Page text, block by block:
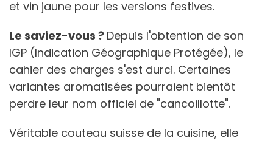
et vin jaune pour les versions festives.
Le saviez-vous ? Depuis l'obtention de son
IGP (Indication Géographique Protégée), le
cahier des charges s'est durci. Certaines
variantes aromatisées pourraient bientôt
perdre leur nom officiel de "cancoillotte".
Véritable couteau suisse de la cuisine, elle